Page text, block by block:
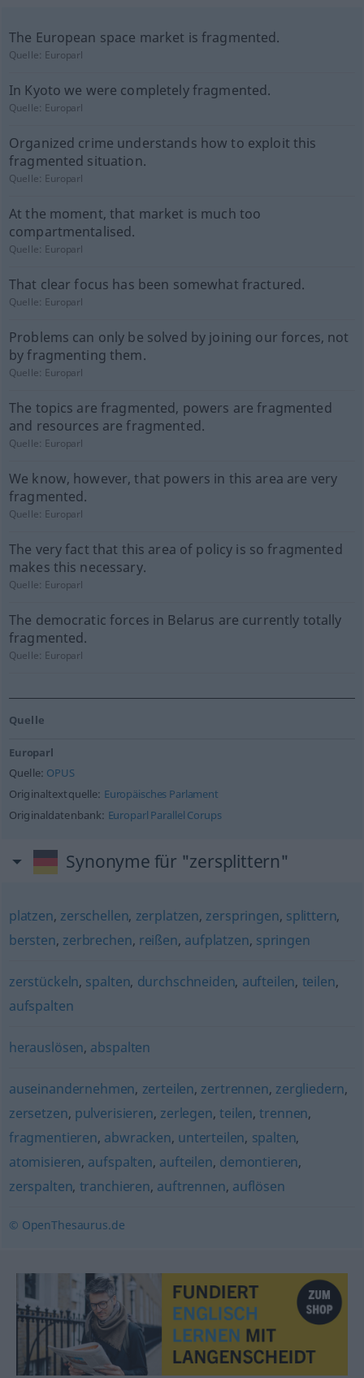
The European space market is fragmented.
Quelle: Europarl
In Kyoto we were completely fragmented.
Quelle: Europarl
Organized crime understands how to exploit this
fragmented situation.
Quelle: Europarl
At the moment, that market is much too
compartmentalised.
Quelle: Europarl
That clear focus has been somewhat fractured.
Quelle: Europarl
Problems can only be solved by joining our forces, not
by fragmenting them.
Quelle: Europarl
The topics are fragmented, powers are fragmented
and resources are fragmented.
Quelle: Europarl
We know, however, that powers in this area are very
fragmented.
Quelle: Europarl
The very fact that this area of policy is so fragmented
makes this necessary.
Quelle: Europarl
The democratic forces in Belarus are currently totally
fragmented.
Quelle: Europarl
Quelle
Europarl
Quelle: OPUS
Originaltextquelle: Europäisches Parlament
Originaldatenbank: Europarl Parallel Corups
Synonyme für "zersplittern"
platzen, zerschellen, zerplatzen, zerspringen, splittern,
bersten, zerbrechen, reißen, aufplatzen, springen
zerstückeln, spalten, durchschneiden, aufteilen, teilen,
aufspalten
herauslösen, abspalten
auseinandernehmen, zerteilen, zertrennen, zergliedern,
zersetzen, pulverisieren, zerlegen,teilen,trennen,
fragmentieren, abwracken, unterteilen, spalten,
atomisieren, aufspalten, aufteilen, demontieren,
zerspalten, tranchieren, auftrennen, auflösen
© OpenThesaurus.de